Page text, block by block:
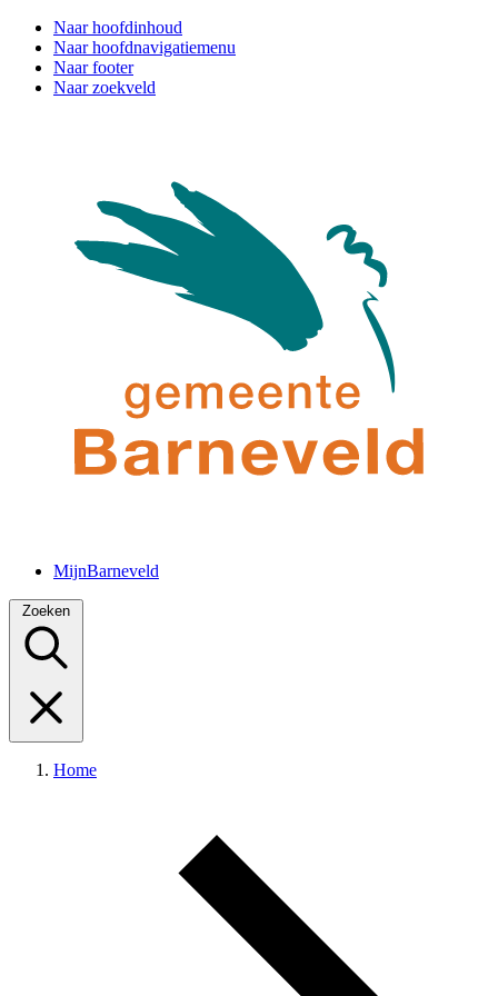
Naar hoofdinhoud
Naar hoofdnavigatiemenu
Naar footer
Naar zoekveld
MijnBarneveld
Zoeken
Home